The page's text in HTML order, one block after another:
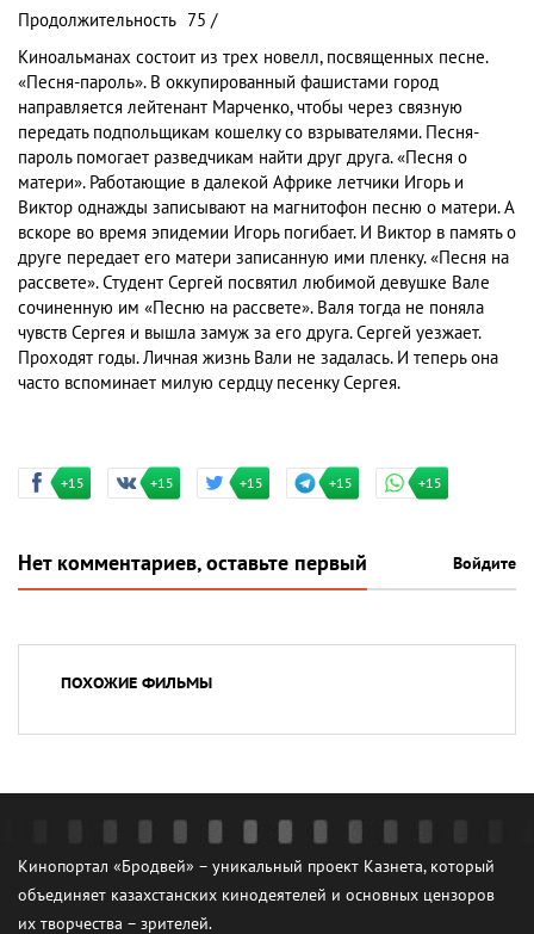
Продолжительность 75 /
Киноальманах состоит из трех новелл, посвященных песне.
«Песня-пароль». В оккупированный фашистами город
направляется лейтенант Марченко, чтобы через связную
передать подпольщикам кошелку со взрывателями. Песня-
пароль помогает разведчикам найти друг друга. «Песня о
матери». Работающие в далекой Африке летчики Игорь и
Виктор однажды записывают на магнитофон песню о матери. А
вскоре во время эпидемии Игорь погибает. И Виктор в память о
друге передает его матери записанную ими пленку. «Песня на
рассвете». Студент Сергей посвятил любимой девушке Вале
сочиненную им «Песню на рассвете». Валя тогда не поняла
чувств Сергея и вышла замуж за его друга. Сергей уезжает.
Проходят годы. Личная жизнь Вали не задалась. И теперь она
часто вспоминает милую сердцу песенку Сергея.
+15 +15 +15 +15 +15
Нет комментариев, оставьте первый Войдите
ПОХОЖИЕ ФИЛЬМЫ
Кинопортал «Бродвей» – уникальный проект Казнета, который
объединяет казахстанских кинодеятелей и основных цензоров
их творчества – зрителей.